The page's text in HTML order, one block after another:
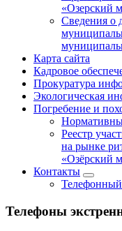
«Озерский
Сведения о
Карта сайта
Кадровое
Прокуратура
Экологическая
Погребение и
Реестр
на рынке
«Озёрский
Контакты
Телефоны